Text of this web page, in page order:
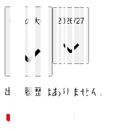
全ての大会 2026/27
出場履歴はありません。